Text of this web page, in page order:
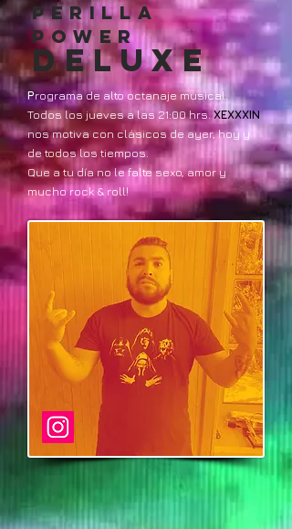
PERILLA
POWER
DELUXE
Programa de alto octanaje musical.
Todos los jueves a las 21:00 hrs.XEXXXIN
nos motiva con clásicos de ayer, hoy y
de todos los tiempos.
Que a tu día no le falte sexo, amor y
mucho rock & roll!